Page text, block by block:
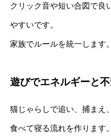
クリック音や短い合図で良
やすいです。
家族でルールを統一します。
遊びでエネルギーと
猫じゃらしで追い、捕まえ
食べて寝る流れを作ります。